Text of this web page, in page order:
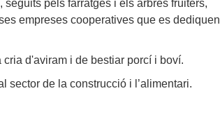
pels farratges i els arbres fruiters,
empreses cooperatives que es dediquen
d'aviram i de bestiar porcí i boví.
sector de la construcció i l’alimentari.